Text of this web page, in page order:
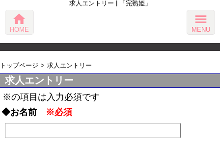
求人エントリー | 「完熟姫」
home
HOME
menu
MENU
トップページ 求人エントリー
求人エントリー
※の項目は入力必須です
◆お名前 ※必須